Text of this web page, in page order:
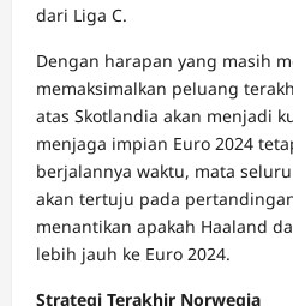
dari Liga C.
Dengan harapan yang masih
memaksimalkan peluang
atas Skotlandia akan menjadi
menjaga impian Euro 2024
berjalannya waktu, mata
akan tertuju pada
menantikan apakah Haaland
lebih jauh ke Euro 2024.
Strategi Terakhir Norwegia